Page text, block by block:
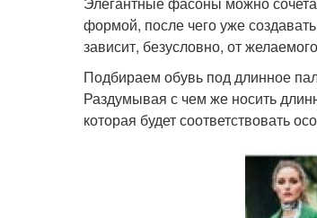
формой, после чего уже
зависит, безусловно, от
Подбираем обувь под длинное
Раздумывая с чем же носить
которая будет соответствовать